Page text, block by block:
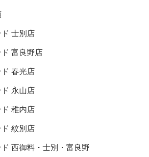
士別店
富良野店
春光店
永山店
稚内店
紋別店
西御料・士別・富良野